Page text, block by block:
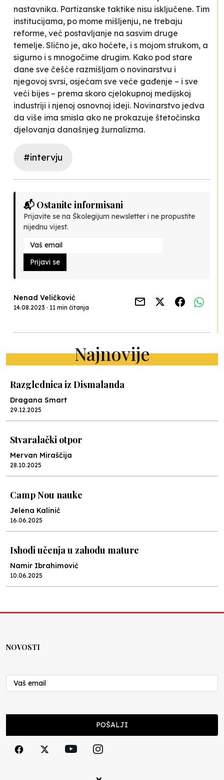
nastavnika. Partizanske taktike nisu isključene. Tim
institucijama, po mome mišljenju, ne trebaju
reforme, već postavljanje na sasvim druge
temelje. Slično je, ako hoćete, i s mojom strukom, a
sigurno i s mnogočime drugim. Kako pod stare
dane sve češće razmišljam o novinarstvu i
njegovoj svrsi, osjećam sve veće gađenje – i sve
veći bijes – prema skoro cjelokupnoj medijskoj
industriji i njenoj osnovnoj ideji. Novinarstvo jedva
da više ima smisla ako ne prokazuje štetočinska
djelovanja današnjeg žurnalizma.
#intervju
📬 Ostanite informisani
Prijavite se na Školegijum newsletter i ne propustite
nijednu vijest.
Prijavi se
Nenad Veličković
14.08.2023 · 11 min čitanja
Najnovije
Razglednica iz Dismalanda
Dragana Smart
29.12.2025
Stvaralački otpor
Mervan Miraščija
28.10.2025
Camp Nou nauke
Jelena Kalinić
16.06.2025
Ishodi učenja u zahodu mature
Namir Ibrahimović
10.06.2025
Nenad Veličković
29.10.2024
Cuke i djeca
NOVOSTI
POŠALJI